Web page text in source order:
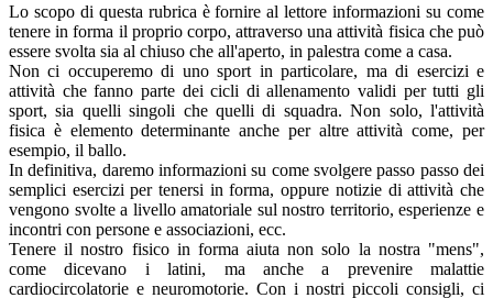
Lo scopo di questa rubrica è fornire al lettore informazioni su come
tenere in forma il proprio corpo, attraverso una attività fisica che può
essere svolta sia al chiuso che all'aperto, in palestra come a casa.
Non ci occuperemo di uno sport in particolare, ma di esercizi e
attività che fanno parte dei cicli di allenamento validi per tutti gli
sport, sia quelli singoli che quelli di squadra. Non solo, l'attività
fisica è elemento determinante anche per altre attività come, per
esempio, il ballo.
In definitiva, daremo informazioni su come svolgere passo passo dei
semplici esercizi per tenersi in forma, oppure notizie di attività che
vengono svolte a livello amatoriale sul nostro territorio, esperienze e
incontri con persone e associazioni, ecc.
Tenere il nostro fisico in forma aiuta non solo la nostra "mens",
come dicevano i latini, ma anche a prevenire malattie
cardiocircolatorie e neuromotorie. Con i nostri piccoli consigli, ci